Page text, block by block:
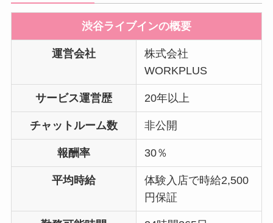
渋谷ライブインの概要
運営会社
株式会社
WORKPLUS
サービス運営歴 20年以上
チャットルーム数 非公開
報酬率 30％
平均時給
体験入店で時給2,500
円保証